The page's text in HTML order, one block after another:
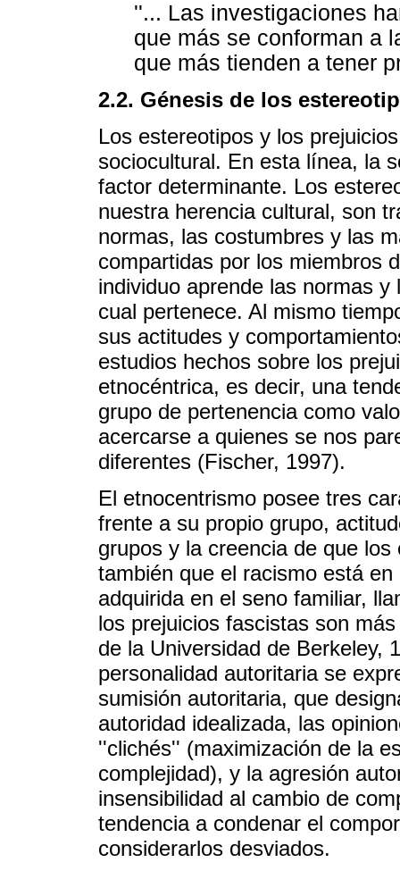
''... Las investigaciones
que más se conforman a
que más tienden a tener
2.2. Génesis de los
Los estereotipos y los
sociocultural. En esta línea, la
factor determinante. Los
nuestra herencia cultural, son
normas, las costumbres y las
compartidas por los miembros
individuo aprende las normas
cual pertenece. Al mismo
sus actitudes y
estudios hechos sobre los
etnocéntrica, es decir, una
grupo de pertenencia como
acercarse a quienes se nos
diferentes (Fischer, 1997).
El etnocentrismo posee tres
frente a su propio grupo,
grupos y la creencia de que
también que el racismo está
adquirida en el seno familiar,
los prejuicios fascistas son
de la Universidad de Berkeley,
personalidad autoritaria se
sumisión autoritaria, que
autoridad idealizada, las
''clichés'' (maximización de la
complejidad), y la agresión
insensibilidad al cambio de
tendencia a condenar el
considerarlos desviados.